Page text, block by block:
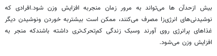
بیش ازحدآن ها می‌تواند به مرور زمان منجربه افزایش وزن شود.افرادی که
نوشیدنی‌های انرژی‌زا مصرف می‌کنند، ممکن است بیشتربه خوردن ونوشیدن دیگر
غذاهای پرانرژی روی آورند وسبک زندگی کم‌تحرک‌تری داشته باشندکه منجر به
افزایش وزن می‌شود.